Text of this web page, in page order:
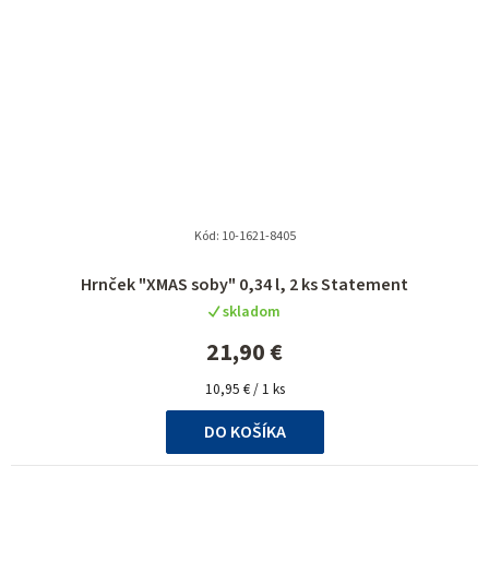
Hrnček "XMAS soby" 0,34 l, 2 ks Statement
skladom
21,90 €
Jednotková
cena:
10,95 € / 1 ks
DO KOŠÍKA
Kód: 10-1621-8405